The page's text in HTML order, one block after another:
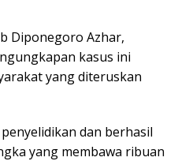
Diponegoro Azhar,
kasus ini
yang diteruskan
dan berhasil
yang membawa ribuan